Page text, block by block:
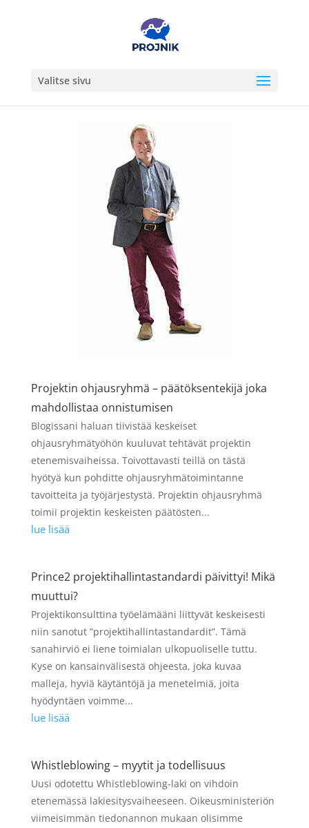
Valitse sivu
Projektin ohjausryhmä – päätöksentekijä joka
mahdollistaa onnistumisen
Blogissani haluan tiivistää keskeiset
ohjausryhmätyöhön kuuluvat tehtävät projektin
etenemisvaiheissa. Toivottavasti teillä on tästä
hyötyä kun pohditte ohjausryhmätoimintanne
tavoitteita ja työjärjestystä. Projektin ohjausryhmä
toimii projektin keskeisten päätösten...
lue lisää
Prince2 projektihallintastandardi päivittyi! Mikä
muuttui?
Projektikonsulttina työelämääni liittyvät keskeisesti
niin sanotut ”projektihallintastandardit”. Tämä
sanahirviö ei liene toimialan ulkopuoliselle tuttu.
Kyse on kansainvälisestä ohjeesta, joka kuvaa
malleja, hyviä käytäntöjä ja menetelmiä, joita
hyödyntäen voimme...
lue lisää
Whistleblowing – myytit ja todellisuus
Uusi odotettu Whistleblowing-laki on vihdoin
etenemässä lakiesitysvaiheeseen. Oikeusministeriön
viimeisimmän tiedonannon mukaan olisimme